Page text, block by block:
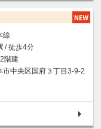
線
/ 徒歩4分
階建
市中央区国府３丁目3-9-2